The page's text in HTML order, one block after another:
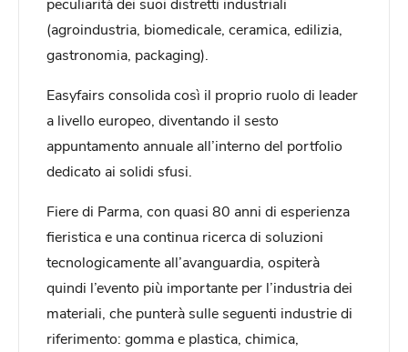
(agroindustria, biomedicale, ceramica, edilizia,
gastronomia, packaging).
Easyfairs consolida così il proprio ruolo di leader
a livello europeo, diventando il sesto
appuntamento annuale all’interno del portfolio
dedicato ai solidi sfusi.
Fiere di Parma, con quasi 80 anni di esperienza
fieristica e una continua ricerca di soluzioni
tecnologicamente all’avanguardia, ospiterà
quindi l’evento più importante per l’industria dei
materiali, che punterà sulle seguenti industrie di
riferimento: gomma e plastica, chimica,